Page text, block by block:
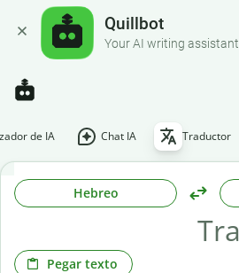
Quillbot
Your AI writing assistant
de IA Chat IA Traductor
Hebreo
Pegar texto